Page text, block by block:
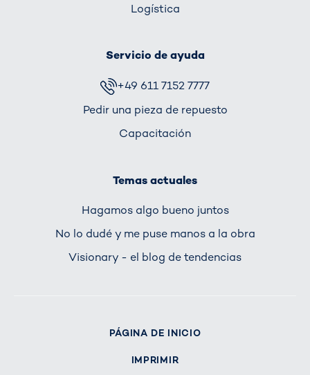
Logística
Servicio de ayuda
+49 611 7152 7777
Pedir una pieza de repuesto
Capacitación
Temas actuales
Hagamos algo bueno juntos
No lo dudé y me puse manos a la obra
Visionary - el blog de tendencias
PÁGINA DE INICIO
IMPRIMIR